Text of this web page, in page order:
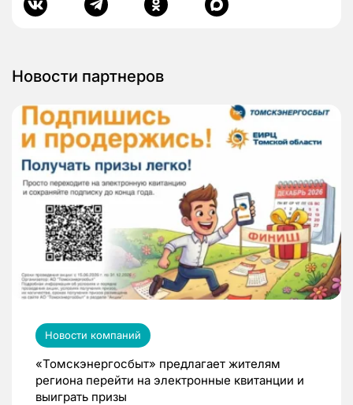
Новости партнеров
Новости компаний
«Томскэнергосбыт» предлагает жителям
региона перейти на электронные квитанции и
выиграть призы